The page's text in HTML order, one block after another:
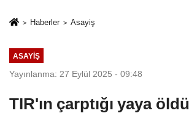
Haberler Asayiş
ASAYIŞ
Yayınlanma: 27 Eylül 2025 - 09:48
TIR'ın çarptığı yaya öldü